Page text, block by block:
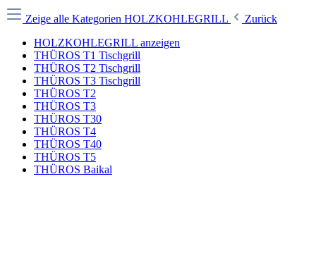
Zeige alle Kategorien HOLZKOHLEGRILL
Zurück
HOLZKOHLEGRILL anzeigen
THÜROS T1 Tischgrill
THÜROS T2 Tischgrill
THÜROS T3 Tischgrill
THÜROS T2
THÜROS T3
THÜROS T30
THÜROS T4
THÜROS T40
THÜROS T5
THÜROS Baikal